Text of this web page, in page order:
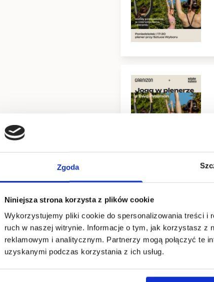
Zgoda
Niniejsza strona korzysta z plików cookie
Wykorzystujemy pliki cookie do spersonalizowania treści i
ruch w naszej witrynie. Informacje o tym, jak korzystasz z
reklamowym i analitycznym. Partnerzy mogą połączyć te
uzyskanymi podczas korzystania z ich usług.